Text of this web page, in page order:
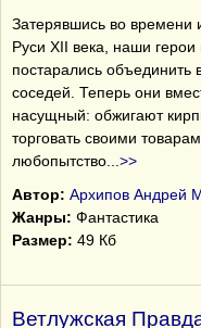
Затерявшись во времени
Руси XII века, наши
постарались объединить
соседей. Теперь они
насущный: обжигают
торговать своими
любопытство
>>
Автор: Архипов Андрей
Жанры: Фантастика
Размер: 49 Кб
Ветлужская